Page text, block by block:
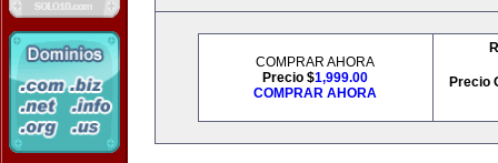
COMPRAR AHORA
Precio $1,999.00
COMPRAR AHORA
Precio